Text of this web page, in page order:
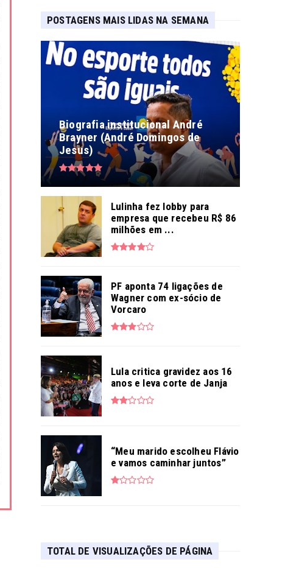
POSTAGENS MAIS LIDAS NA SEMANA
Biografia institucional André
Brayner (André Domingos de
Jesus)
Lulinha fez lobby para
empresa que recebeu R$ 86
milhões em ...
PF aponta 74 ligações de
Wagner com ex-sócio de
Vorcaro
Lula critica gravidez aos 16
anos e leva corte de Janja
“Meu marido escolheu Flávio
e vamos caminhar juntos”
TOTAL DE VISUALIZAÇÕES DE PÁGINA